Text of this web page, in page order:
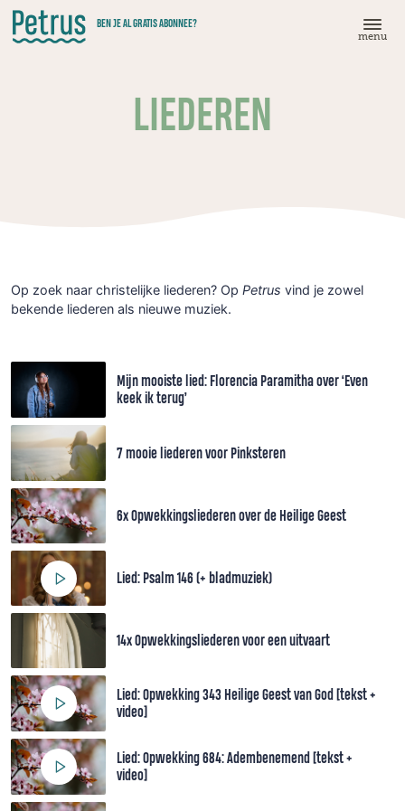
Doorgaan
naar
hoofdinhoud
BEN JE AL GRATIS ABONNEE?
menu
LIEDEREN
Op zoek naar christelijke liederen? Op Petrus vind je zowel
bekende liederen als nieuwe muziek.
Mijn mooiste lied: Florencia Paramitha over ‘Even
keek ik terug’
7 mooie liederen voor Pinksteren
6x Opwekkingsliederen over de Heilige Geest
Lied: Psalm 146 (+ bladmuziek)
14x Opwekkingsliederen voor een uitvaart
Lied: Opwekking 343 Heilige Geest van God [tekst +
video]
Lied: Opwekking 684: Adembenemend [tekst +
video]